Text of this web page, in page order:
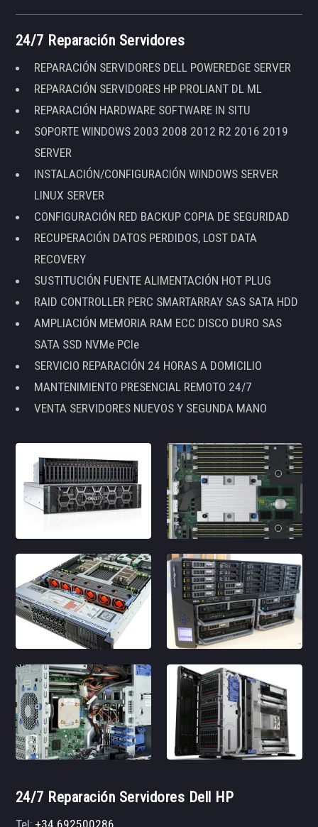
24/7 Reparación Servidores
REPARACIÓN SERVIDORES DELL POWEREDGE SERVER
REPARACIÓN SERVIDORES HP PROLIANT DL ML
REPARACIÓN HARDWARE SOFTWARE IN SITU
SOPORTE WINDOWS 2003 2008 2012 R2 2016 2019
SERVER
INSTALACIÓN/CONFIGURACIÓN WINDOWS SERVER
LINUX SERVER
CONFIGURACIÓN RED BACKUP COPIA DE SEGURIDAD
RECUPERACIÓN DATOS PERDIDOS, LOST DATA
RECOVERY
SUSTITUCIÓN FUENTE ALIMENTACIÓN HOT PLUG
RAID CONTROLLER PERC SMARTARRAY SAS SATA HDD
AMPLIACIÓN MEMORIA RAM ECC DISCO DURO SAS
SATA SSD NVMe PCIe
SERVICIO REPARACIÓN 24 HORAS A DOMICILIO
MANTENIMIENTO PRESENCIAL REMOTO 24/7
VENTA SERVIDORES NUEVOS Y SEGUNDA MANO
24/7 Reparación Servidores Dell HP
Tel:+34 692500286